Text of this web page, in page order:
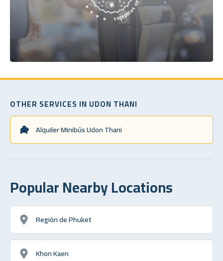
OTHER SERVICES IN UDON THANI
Alquiler Minibús Udon Thani
Popular Nearby Locations
Región de Phuket
Khon Kaen